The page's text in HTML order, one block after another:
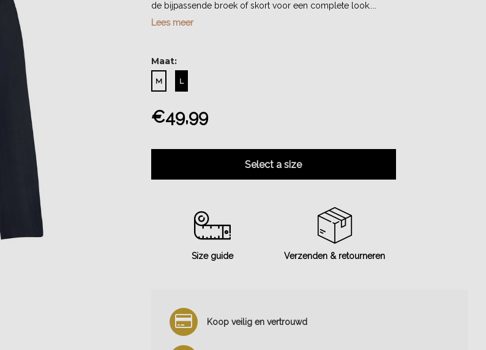
de bijpassende broek of skort voor een complete look....
Lees meer
Maat:
M L
€49,99
Select a size
Size guide Verzenden & retourneren
Koop veilig en vertrouwd